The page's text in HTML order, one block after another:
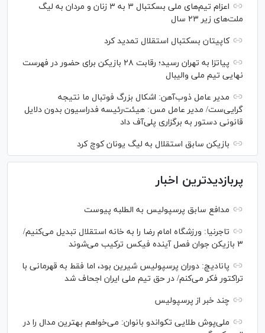
اعزام تیم‌های ملی بسکتبال ۳ به ۳ زنان و مردان به لیگ
ملت‌های زیر ۲۳ سال
کاپیتان بسکتبال استقلال تمدید کرد
پیاتزا به تهران رسید؛ رقابت ۲۸ بازیکن برای حضور در فهرست
نهایی تیم ملی والیبال
مدیر عامل ذوب‌آهن: اشکال بزرگ فوتبال ما نتیجه
گرایی‌ست/ مدیر عامل مس: هیئت‌رئیسه فدراسیون بدون دلایل
قانونی دستور به برگزاری پلی‌آف داد
بازیکن سابق استقلال به لیگ یونان کوچ کرد
پربازدیدترین اخبار
مدافع سابق پرسپولیس به الطلبه پیوست
تاجرنیا: ورزشگاه امام رضا را به خانه استقلال تبدیل می‌کنیم/
۳ بازیکن جوان فصل آینده فیکس ترکیب می‌شوند
پانادیچ: دوران پرسپولیس شیرین بود، اما فقط به قهرمانی با
تراکتور فکر می‌کنم/ در حق تیم ملی ایران اجحاف شد
چند خبر از پرسپولیس
ملی‌پوش‌ طلایی تکواندو بانوان: می‌خواهم بهترین مدال را در